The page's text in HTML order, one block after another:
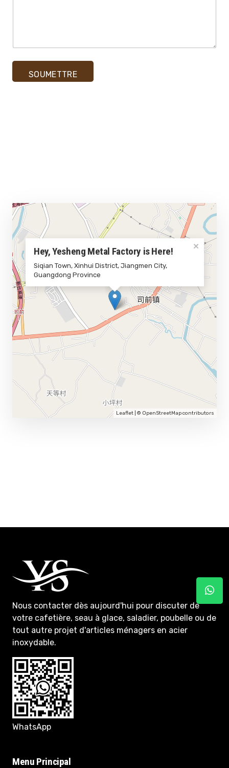
SOUMETTRE
Hey, Yesheng Metal Factory is Here!
Siqian Town, Xinhui District, Jiangmen City,
Guangdong Province
×
Leaflet | © OpenStreetMapcontributors
Nous contacter dès aujourd'hui pour discuter de
votre cafetière, seau à glace, saladier, poubelle ou de
tout autre projet d'articles ménagers en acier
inoxydable.
WhatsApp
Menu Principal